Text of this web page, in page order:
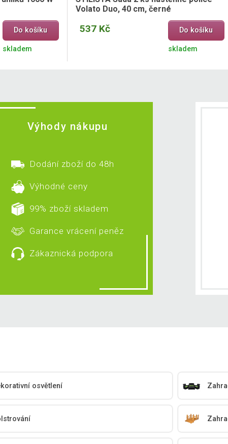
Do košíku
skladem
Volato Duo, 40 cm, černé
537 Kč Do košíku
skladem
Výhody nákupu
Dodání zboží do 48h
Výhodné ceny
99% zboží skladem
Garance vrácení peněz
Zákaznická podpora
osvětlení